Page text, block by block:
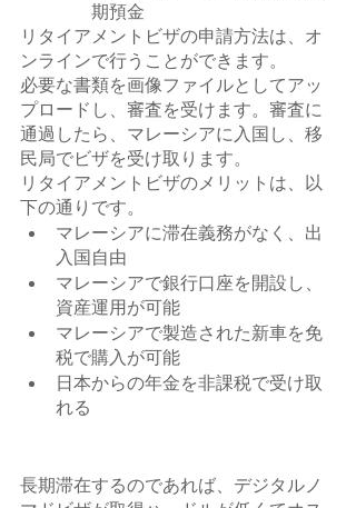
期預金
リタイアメントビザの申請方法は、オ
ンラインで行うことができます。
必要な書類を画像ファイルとしてアッ
プロードし、審査を受けます。審査に
通過したら、マレーシアに入国し、移
民局でビザを受け取ります。
リタイアメントビザのメリットは、以
下の通りです。
マレーシアに滞在義務がなく、出
入国自由
マレーシアで銀行口座を開設し、
資産運用が可能
マレーシアで製造された新車を免
税で購入が可能
日本からの年金を非課税で受け取
れる
長期滞在するのであれば、デジタルノ